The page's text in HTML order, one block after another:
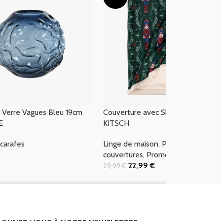
Vagues Bleu 19cm
Couverture avec Sherpa
KITSCH
Linge de maison, Plaids &
couvertures, Promotions
29,99€ 22,99€